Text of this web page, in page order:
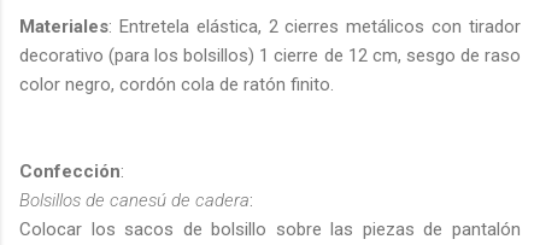
Materiales: Entretela elástica, 2 cierres metálicos con tirador
decorativo (para los bolsillos) 1 cierre de 12 cm, sesgo de raso
color negro, cordón cola de ratón finito.
Confección:
Bolsillos de canesú de cadera:
Colocar los sacos de bolsillo sobre las piezas de pantalón